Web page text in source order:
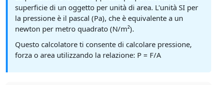
superficie di un oggetto per unità di area. L'unità SI per
la pressione è il pascal (Pa), che è equivalente a un
newton per metro quadrato (N/m²).
Questo calcolatore ti consente di calcolare pressione,
forza o area utilizzando la relazione: P = F/A